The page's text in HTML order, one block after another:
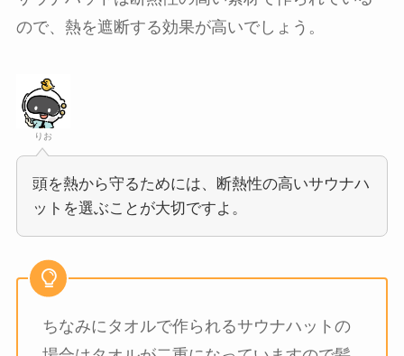
ので、熱を遮断する効果が高いでしょう。
りお
頭を熱から守るためには、断熱性の高いサウナハ
ットを選ぶことが大切ですよ。
ちなみにタオルで作られるサウナハットの